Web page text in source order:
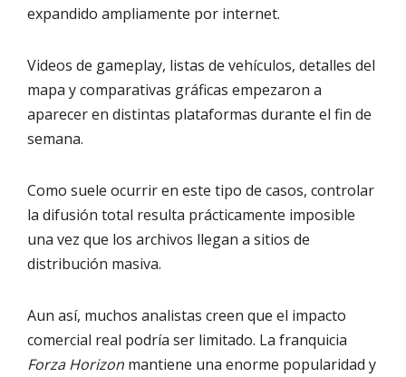
expandido ampliamente por internet.
Videos de gameplay, listas de vehículos, detalles del
mapa y comparativas gráficas empezaron a
aparecer en distintas plataformas durante el fin de
semana.
Como suele ocurrir en este tipo de casos, controlar
la difusión total resulta prácticamente imposible
una vez que los archivos llegan a sitios de
distribución masiva.
Aun así, muchos analistas creen que el impacto
comercial real podría ser limitado. La franquicia
Forza Horizon mantiene una enorme popularidad y